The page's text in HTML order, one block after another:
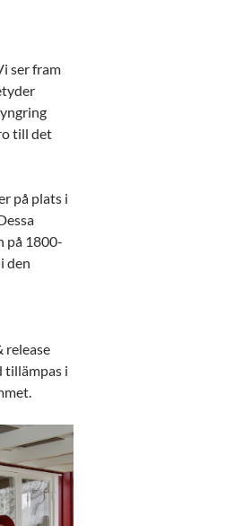
ser fram
till det
på plats i
på 1800-
den
release
tillämpas i